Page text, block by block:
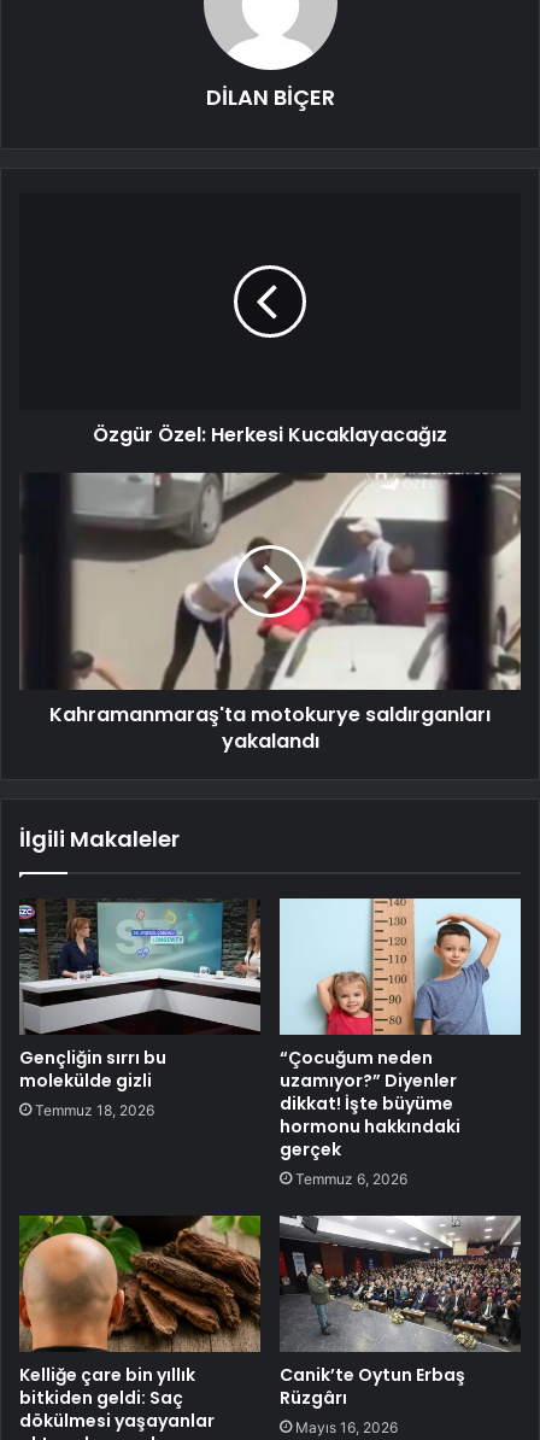
DİLAN BİÇER
Özgür Özel: Herkesi Kucaklayacağız
Kahramanmaraş'ta motokurye saldırganları
yakalandı
İlgili Makaleler
Gençliğin sırrı bu
molekülde gizli
Temmuz 18, 2026
“Çocuğum neden
uzamıyor?” Diyenler
dikkat! İşte büyüme
hormonu hakkındaki
gerçek
Temmuz 6, 2026
Kelliğe çare bin yıllık
bitkiden geldi: Saç
dökülmesi yaşayanlar
Canik’te Oytun Erbaş
Rüzgârı
Mayıs 16, 2026